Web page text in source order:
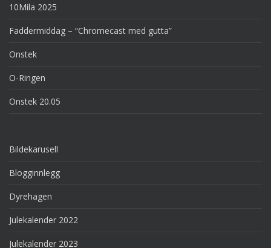
10Mila 2025
Faddermiddag – “Chromecast med gutta”
Onstek
O-Ringen
Onstek 20.05
Bildekarusell
Blogginnlegg
Dyrehagen
Julekalender 2022
Julekalender 2023